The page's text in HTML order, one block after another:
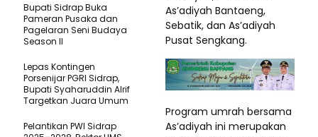
As’adiyah Bantaeng,
Sebatik, dan As’adiyah
Pusat Sengkang.
Program umrah bersama
As’adiyah ini merupakan
Bupati Sidrap Buka
Pameran Pusaka dan
Pagelaran Seni Budaya
Season II
Lepas Kontingen
Porsenijar PGRI Sidrap,
Bupati Syaharuddin Alrif
Targetkan Juara Umum
Pelantikan PWI Sidrap